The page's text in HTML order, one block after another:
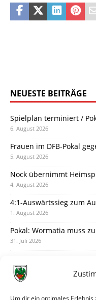
Um dir ein optimales
NEUESTE BEITRÄGE
Spielplan terminiert /
6. August 2026
Frauen im DFB-Pokal
5. August 2026
Nock übernimmt
4. August 2026
4:1-Auswärtssieg zum
1. August 2026
Pokal: Wormatia muss
31. Juli 2026
30. Juli 2026
28. Juli 2026